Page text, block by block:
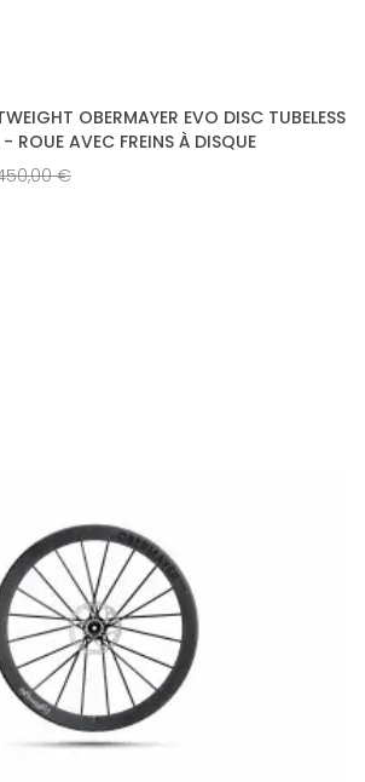
OBERMAYER EVO DISC TUBELESS
ROUE AVEC FREINS À DISQUE
€